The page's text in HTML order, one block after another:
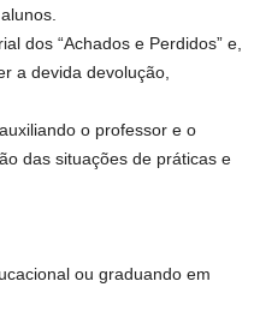
dos “Achados e Perdidos” e,
a devida devolução,
o professor e o
das situações de práticas e
ou graduando em